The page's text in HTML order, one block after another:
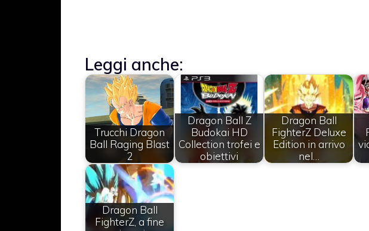
Leggi anche:
Trucchi Dragon
Ball Raging Blast
2
Dragon Ball Z
Budokai HD
Collection trofei e
obiettivi
Dragon Ball
FighterZ Deluxe
Edition in arrivo
nel…
Dragon Ball
FighterZ, a fine